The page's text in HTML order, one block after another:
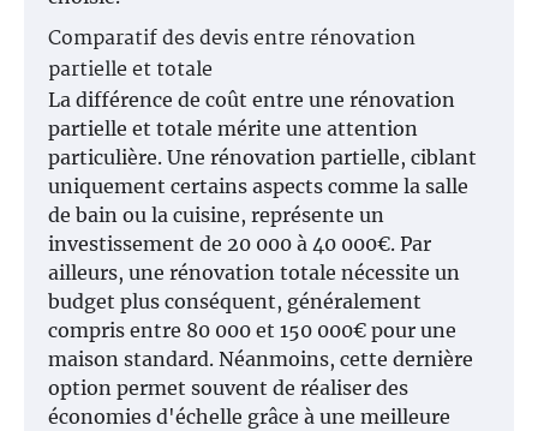
Comparatif des devis entre rénovation
partielle et totale
La différence de coût entre une rénovation
partielle et totale mérite une attention
particulière. Une rénovation partielle, ciblant
uniquement certains aspects comme la salle
de bain ou la cuisine, représente un
investissement de 20 000 à 40 000€. Par
ailleurs, une rénovation totale nécessite un
budget plus conséquent, généralement
compris entre 80 000 et 150 000€ pour une
maison standard. Néanmoins, cette dernière
option permet souvent de réaliser des
économies d'échelle grâce à une meilleure